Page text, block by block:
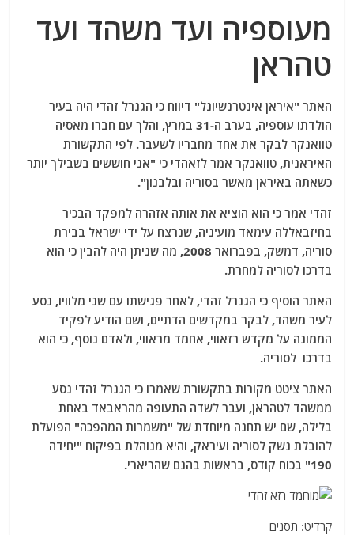
מעוספיה ועד משהד ועד
טהראן
האתר "איראן אינטרנשיונל" דיווח כי הגנרל זהדי היה בעיר
הולדתו עוספיה, בערב ה-31 במרץ, והלך עם חברו מאסיה
טוואנקר לבקר את אחד מחבריו לשעבר. לפי התקשורת
האיראנית, טוואנקר אמר לזאהדי כי "אני חוששים בשבילך יותר
כשאתה באיראן מאשר בסוריה ובלבנון".
זהדי אמר כי הוא הוציא את אותה אזהרה למפקד הבכיר
בחיזבאללה עימאד מוע'ניה, שנרצח על ידי ישראל בבירת
סוריה, דמשק, בפברואר 2008, מה שניתן היה להבין כי הוא
בדרכו לסוריה למחרת.
האתר הוסיף כי הגנרל זהדי, לאחר פגישתו עם שני מלוויו, נסע
לעיר משהד, לבקר במקדשים הדתיים, ושם הודיע ​​לפקיד
הממונה על מקדש רזאווי, אחמד מראווי, ולאדם נוסף, כי הוא
בדרכו לסוריה.
האתר ציטט מקורות בתקשורת שאמרו כי הגנרל זהדי נסע
ממשהד לטהראן, ועבר לשדה התעופה מהראבאד באחת
בלילה, שם יש תחנה מיוחדת של "משמרות המהפכה" הפועלת
להובלת נשק לסוריה ועיראק, והיא מנוהלת בפיקוח "יחידה
190" בכוח קודס, בראשות בהנם שהריארי.
קרדיט: תסנים